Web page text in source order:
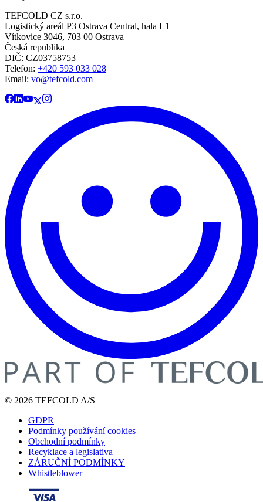
TEFCOLD CZ s.r.o.
Logistický areál P3 Ostrava Central, hala L1
Vítkovice 3046, 703 00 Ostrava
Česká republika
DIČ: CZ03758753​​​​​​
Telefon: +420 593 033 028
Email: vo@tefcold.com
© 2026 TEFCOLD A/S
GDPR
Podmínky používání cookies
Obchodní podmínky
Recyklace a legislativa
ZÁRUČNÍ PODMÍNKY
Whistleblower